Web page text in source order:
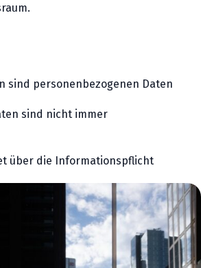
sind personenbezogenen Daten
sind nicht immer
über die Informationspflicht